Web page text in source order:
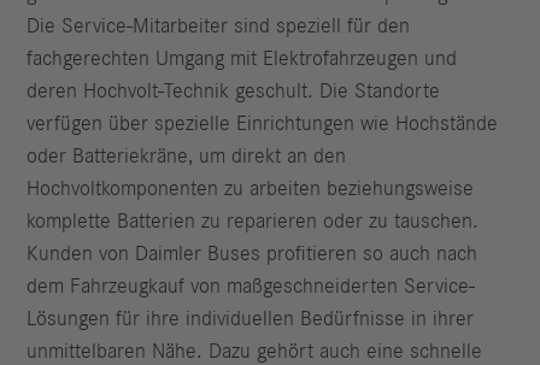
Die Service-Mitarbeiter sind speziell für den
fachgerechten Umgang mit Elektrofahrzeugen und
deren Hochvolt‑Technik geschult. Die Standorte
verfügen über spezielle Einrichtungen wie Hochstände
oder Batteriekräne, um direkt an den
Hochvoltkomponenten zu arbeiten beziehungsweise
komplette Batterien zu reparieren oder zu tauschen.
Kunden von Daimler Buses profitieren so auch nach
dem Fahrzeugkauf von maßgeschneiderten Service-
Lösungen für ihre individuellen Bedürfnisse in ihrer
unmittelbaren Nähe. Dazu gehört auch eine schnelle